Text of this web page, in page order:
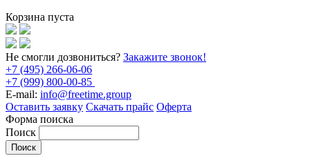
Корзина пуста
Не смогли дозвониться? Закажите звонок!
+7 (495) 266-06-06
+7 (999) 800-00-85
E-mail: info@freetime.group
Оставить заявку Скачать прайс Оферта
Форма поиска
Поиск